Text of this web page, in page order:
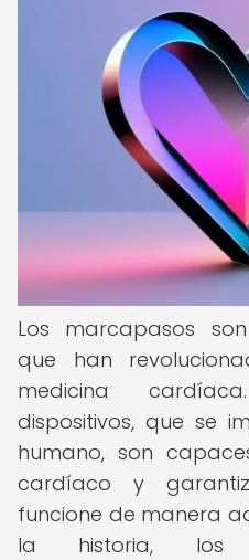
Los marcapasos
que han
medicina
dispositivos, que se
humano, son
cardíaco y
funcione de manera
la historia, los